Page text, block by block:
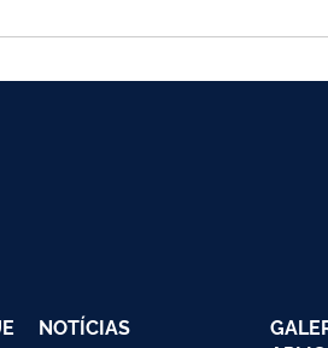
NOTÍCIAS